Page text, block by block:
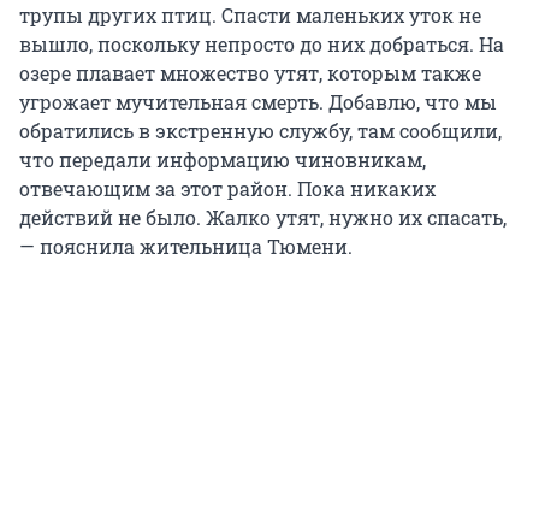
трупы других птиц. Спасти маленьких уток не
вышло, поскольку непросто до них добраться. На
озере плавает множество утят, которым также
угрожает мучительная смерть. Добавлю, что мы
обратились в экстренную службу, там сообщили,
что передали информацию чиновникам,
отвечающим за этот район. Пока никаких
действий не было. Жалко утят, нужно их спасать,
— пояснила жительница Тюмени.